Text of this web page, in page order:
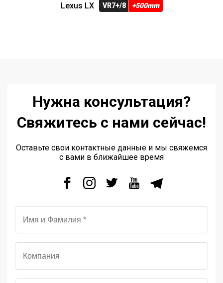
Lexus LX VR7+/8 +500mm
Нужна консультация?
Свяжитесь с нами сейчас!
Оставьте свои контактные данные и мы свяжемся
с вами в ближайшее время